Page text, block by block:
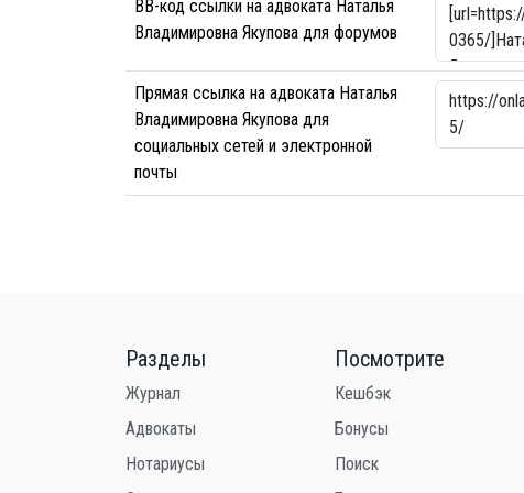
BB-код ссылки на адвоката Наталья
Владимировна Якупова для форумов
Прямая ссылка на адвоката Наталья
Владимировна Якупова для
социальных сетей и электронной
почты
Разделы
Журнал
Адвокаты
Нотариусы
Посмотрите
Кешбэк
Бонусы
Поиск